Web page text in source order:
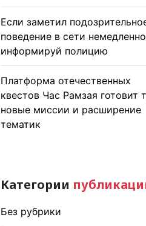
Если заметил
поведение в сети немедленно
информируй полицию
Платформа отечественных
квестов Час Рамзая готовит
новые миссии и расширение
тематик
Категории
Без рубрики